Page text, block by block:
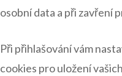
osobní data a při zavření
Při přihlašování vám
cookies pro uložení